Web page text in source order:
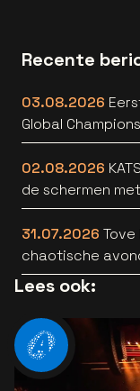
Recente
03.08.2026
Global
bekend
02.08.2026
de schermen
HEARTS [trailer]
31.07.2026
chaotische
popsong
Lees ook: